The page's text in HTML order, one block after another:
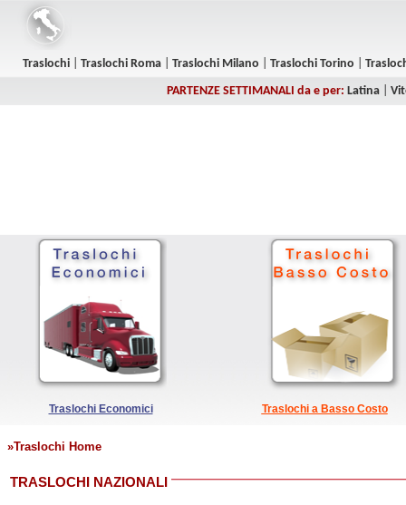
Traslochi| Traslochi Roma| Traslochi Milano Traslochi Torino
PARTENZE SETTIMANALI da e per: Latina|
Traslochi Economici Traslochi a Basso Costo
»Traslochi Home
TRASLOCHI NAZIONALI